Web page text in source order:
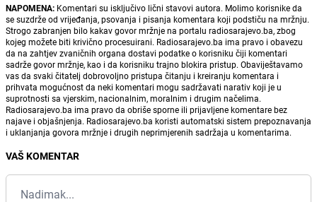
NAPOMENA: Komentari su isključivo lični stavovi autora. Molimo korisnike da
se suzdrže od vrijeđanja, psovanja i pisanja komentara koji podstiču na mržnju.
Strogo zabranjen bilo kakav govor mržnje na portalu radiosarajevo.ba, zbog
kojeg možete biti krivično procesuirani. Radiosarajevo.ba ima pravo i obavezu
da na zahtjev zvaničnih organa dostavi podatke o korisniku čiji komentari
sadrže govor mržnje, kao i da korisniku trajno blokira pristup. Obaviještavamo
vas da svaki čitatelj dobrovoljno pristupa čitanju i kreiranju komentara i
prihvata mogućnost da neki komentari mogu sadržavati narativ koji je u
suprotnosti sa vjerskim, nacionalnim, moralnim i drugim načelima.
Radiosarajevo.ba ima pravo da obriše sporne ili prijavljene komentare bez
najave i objašnjenja. Radiosarajevo.ba koristi automatski sistem prepoznavanja
i uklanjanja govora mržnje i drugih neprimjerenih sadržaja u komentarima.
VAŠ KOMENTAR